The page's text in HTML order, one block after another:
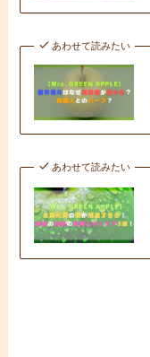
あわせて読みたい
あわせて読みたい